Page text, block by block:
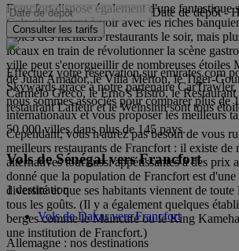
Francfort dispose également d'une fantastique
Cela n'a pas tant à voir avec les riches
tables des meilleurs restaurants le soir, mais
locaux en train de révolutionner la scène
ville peut s'enorgueillir de nombreuses étoiles
de Juan Amador, le Villa Merton, le Tiger-
Carmelo Greco, le Erno's Bistro, le Restaurant
restaurant Lafleur et le Weinsinn sont tous
Cependant, vous n'aurez pas besoin de vous
meilleurs restaurants de Francfort : il existe de
alternatives tout aussi appétissantes à des prix
donné que la population de Francfort est
diversité et que ses habitants viennent de
tous les goûts. (Il y a également quelques
berges comme le Maincafé ou le King
une institution de Francfort.)
Date de dépôt -
Consulter les tarifs
Effectuez votre réservation sur emirates.com
Skywards grâce à notre partenaire
nous sommes associés pour comparer plus de
internationaux et vous proposer les meilleurs
50 000 villes dans plus de 145 pays.
Vols de Sénégal vers Francfort
1 destination
Vols de Dakar vers Francfort
Allemagne : nos destinations